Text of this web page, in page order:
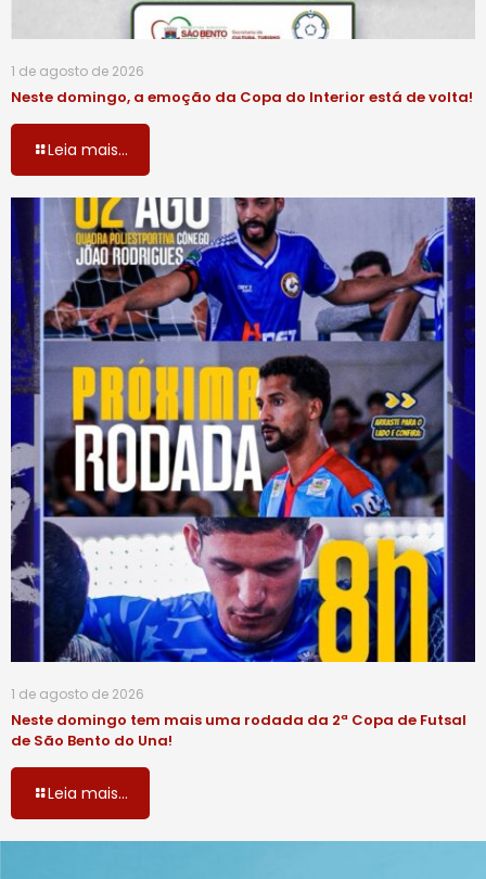
1 de agosto de 2026
Neste domingo, a emoção da Copa do Interior está de volta!
Leia mais...
1 de agosto de 2026
Neste domingo tem mais uma rodada da 2ª Copa de Futsal
de São Bento do Una!
Leia mais...